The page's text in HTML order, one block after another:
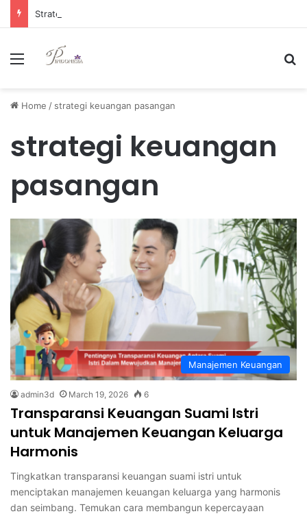
Menu
Home / strategi keuangan pasangan
strategi keuangan
pasangan
Manajemen Keuangan
admin3d March 19, 2026 6
Transparansi Keuangan Suami Istri
untuk Manajemen Keuangan Keluarga
Harmonis
Tingkatkan transparansi keuangan suami istri untuk
menciptakan manajemen keuangan keluarga yang harmonis
dan seimbang. Temukan cara membangun kepercayaan